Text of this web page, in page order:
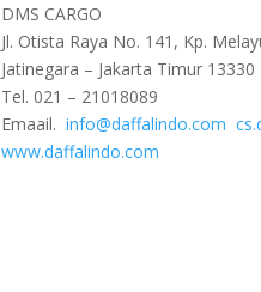
DMS CARGO
Jl. Otista Raya No. 141, Kp.
Jatinegara – Jakarta Timur 13330
Tel. 021 – 21018089
Emaail.info@daffalindo.com
www.daffalindo.com